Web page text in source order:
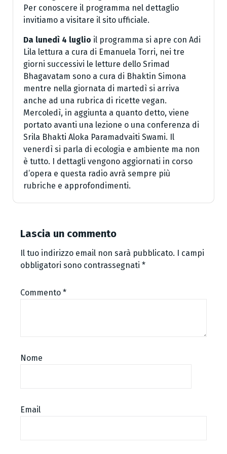
Per conoscere il programma nel dettaglio
invitiamo a visitare il sito ufficiale.
Da lunedì 4 luglio il programma si apre con Adi
Lila lettura a cura di Emanuela Torri, nei tre
giorni successivi le letture dello Srimad
Bhagavatam sono a cura di Bhaktin Simona
mentre nella giornata di martedì si arriva
anche ad una rubrica di ricette vegan.
Mercoledì, in aggiunta a quanto detto, viene
portato avanti una lezione o una conferenza di
Srila Bhakti Aloka Paramadvaiti Swami. Il
venerdì si parla di ecologia e ambiente ma non
è tutto. I dettagli vengono aggiornati in corso
d’opera e questa radio avrà sempre più
rubriche e approfondimenti.
Lascia un commento
Il tuo indirizzo email non sarà pubblicato. I campi
obbligatori sono contrassegnati *
Commento *
Nome
Email